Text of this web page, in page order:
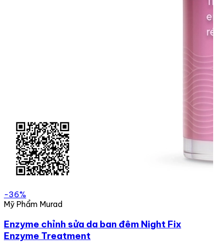
-36%
Mỹ Phẩm Murad
Enzyme chỉnh sửa da ban đêm Night Fix
Enzyme Treatment